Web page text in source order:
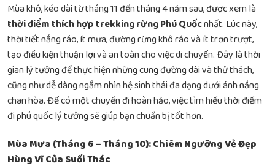
Mùa khô, kéo dài từ tháng 11 đến tháng 4 năm sau, được xem là
thời điểm thích hợp trekking rừng Phú Quốcnhất. Lúc này,
thời tiết nắng ráo, ít mưa, đường rừng khô ráo và ít trơn trượt,
tạo điều kiện thuận lợi và an toàn cho việc di chuyển. Đây là thời
gian lý tưởng để thực hiện những cung đường dài và thử thách,
cũng như dễ dàng ngắm nhìn hệ sinh thái đa dạng dưới ánh nắng
chan hòa. Để có một chuyến đi hoàn hảo, việc tìm hiểuthời điểm
đi phú quốc lý tưởngsẽ giúp bạn chuẩn bị tốt hơn.
Mùa Mưa (Tháng 6 – Tháng 10): Chiêm Ngưỡng Vẻ Đẹp
Hùng Vĩ Của Suối Thác